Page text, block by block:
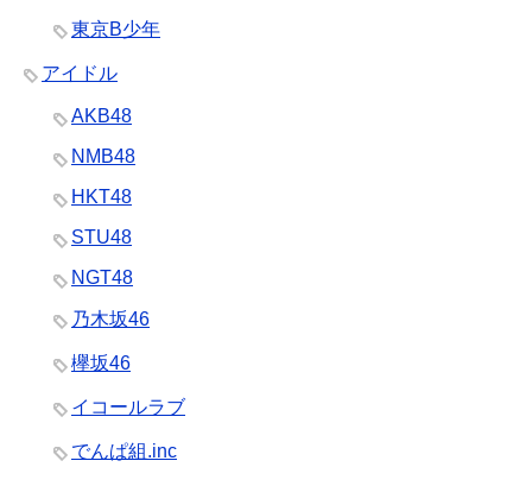
東京B少年
アイドル
AKB48
NMB48
HKT48
STU48
NGT48
乃木坂46
欅坂46
イコールラブ
でんぱ組.inc